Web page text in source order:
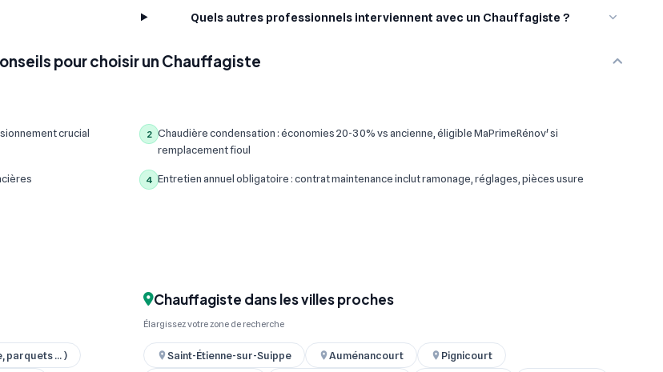
Quels autres professionnels interviennent avec un Chauffagiste ?
pour choisir un Chauffagiste
crucial 2 Chaudière condensation : économies 20-30% vs ancienne, éligible MaPrimeRénov' si
remplacement fioul
4 Entretien annuel obligatoire : contrat maintenance inclut ramonage, réglages, pièces usure
parquets ... )
Chauffagiste dans les villes proches
Élargissez votre zone de recherche
Saint-Étienne-sur-Suippe Auménancourt
Pignicourt